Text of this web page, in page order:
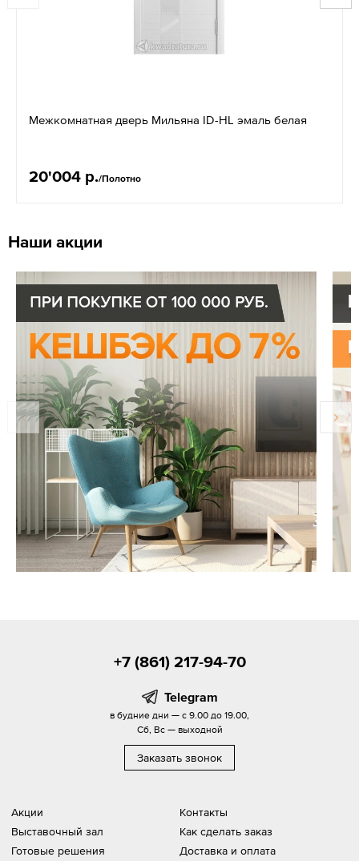
Межкомнатная дверь Мильяна ID-HL эмаль белая
20'004 р./Полотно
Наши акции
Акции
Выставочный зал
Готовые решения
Контакты
Как сделать заказ
Доставка и оплата
+7 (861) 217-94-70
Telegram
в будние дни — с 9.00 до 19.00,
Сб, Вс — выходной
Заказать звонок